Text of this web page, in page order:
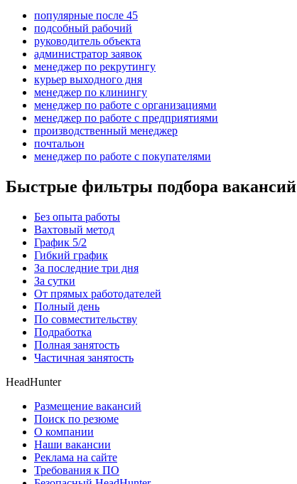
популярные после 45
подсобный рабочий
руководитель объекта
администратор заявок
менеджер по рекрутингу
курьер выходного дня
менеджер по клинингу
менеджер по работе с организациями
менеджер по работе с предприятиями
производственный менеджер
почтальон
менеджер по работе с покупателями
Быстрые фильтры подбора вакансий
Без опыта работы
Вахтовый метод
График 5/2
Гибкий график
За последние три дня
За сутки
От прямых работодателей
Полный день
По совместительству
Подработка
Полная занятость
Частичная занятость
HeadHunter
Размещение вакансий
Поиск по резюме
О компании
Наши вакансии
Реклама на сайте
Требования к ПО